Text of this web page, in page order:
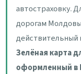
автостраховку.
дорогам
действительный
Зелёная карта
оформленный в